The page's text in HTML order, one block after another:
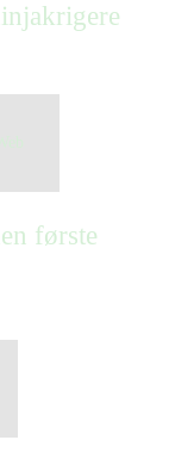
første